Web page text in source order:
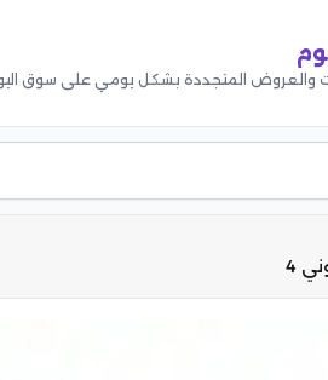
والعروض المتجددة بشكل يومي على سوق
4